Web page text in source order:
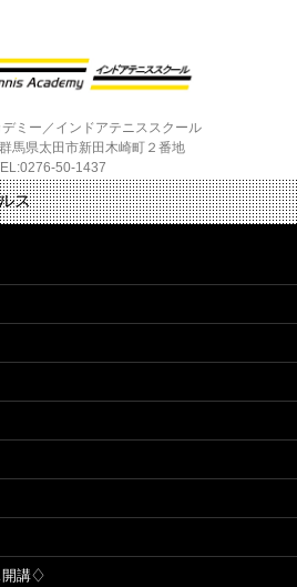
ミー／インドアテニススクール
馬県太田市新田木崎町２番地
50-1437
ス
開講♢